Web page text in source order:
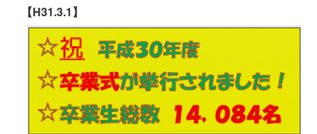
【H31.3.1】